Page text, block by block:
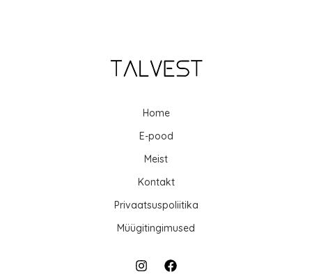
Home
E-pood
Meist
Kontakt
Privaatsuspoliitika
Müügitingimused